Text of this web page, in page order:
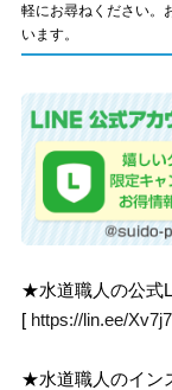
軽にお尋ねください。
います。
★水道職人の公式
[ https://lin.ee/
★水道職人のイン